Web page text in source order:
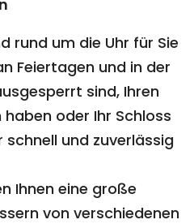
rund um die Uhr für Sie
Feiertagen und in der
sind, Ihren
haben oder Ihr Schloss
und zuverlässig
Ihnen eine große
von verschiedenen